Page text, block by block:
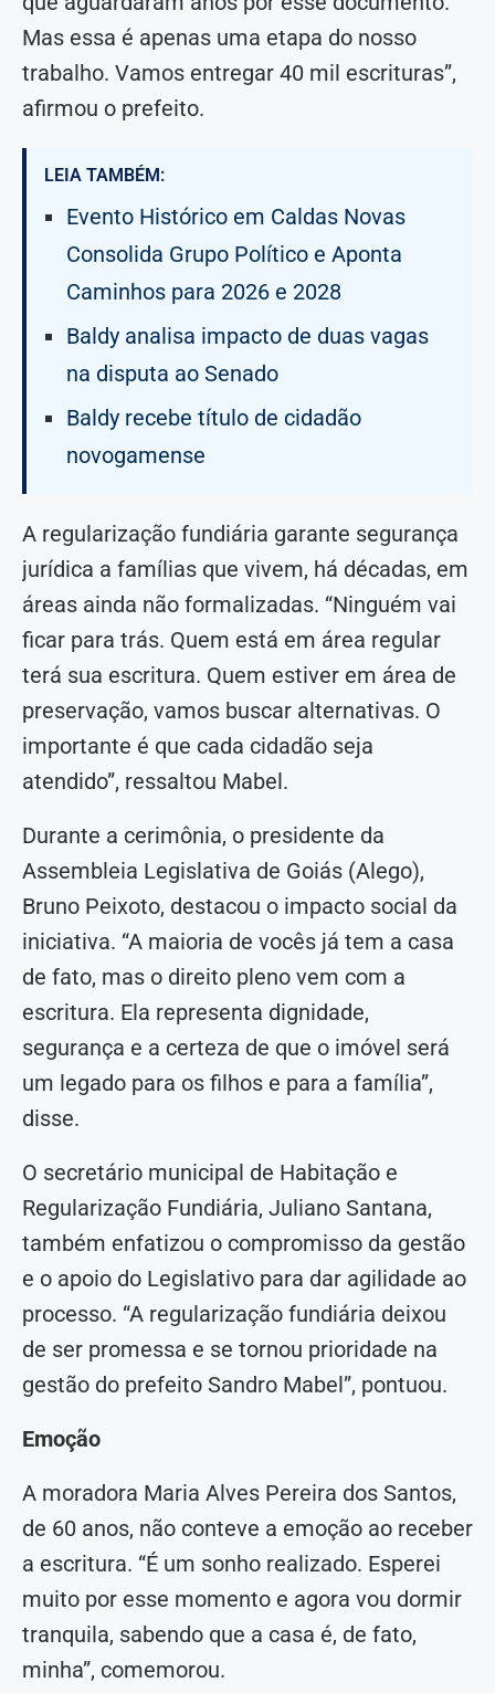
Mas essa é apenas uma etapa do nosso
trabalho. Vamos entregar 40 mil escrituras”,
afirmou o prefeito.
LEIA TAMBÉM:
Evento Histórico em Caldas Novas
Consolida Grupo Político e Aponta
Caminhos para 2026 e 2028
Baldy analisa impacto de duas vagas
na disputa ao Senado
Baldy recebe título de cidadão
novogamense
A regularização fundiária garante segurança
jurídica a famílias que vivem, há décadas, em
áreas ainda não formalizadas. “Ninguém vai
ficar para trás. Quem está em área regular
terá sua escritura. Quem estiver em área de
preservação, vamos buscar alternativas. O
importante é que cada cidadão seja
atendido”, ressaltou Mabel.
Durante a cerimônia, o presidente da
Assembleia Legislativa de Goiás (Alego),
Bruno Peixoto, destacou o impacto social da
iniciativa. “A maioria de vocês já tem a casa
de fato, mas o direito pleno vem com a
escritura. Ela representa dignidade,
segurança e a certeza de que o imóvel será
um legado para os filhos e para a família”,
disse.
O secretário municipal de Habitação e
Regularização Fundiária, Juliano Santana,
também enfatizou o compromisso da gestão
e o apoio do Legislativo para dar agilidade ao
processo. “A regularização fundiária deixou
de ser promessa e se tornou prioridade na
gestão do prefeito Sandro Mabel”, pontuou.
Emoção
A moradora Maria Alves Pereira dos Santos,
de 60 anos, não conteve a emoção ao receber
a escritura. “É um sonho realizado. Esperei
muito por esse momento e agora vou dormir
tranquila, sabendo que a casa é, de fato,
minha”, comemorou.